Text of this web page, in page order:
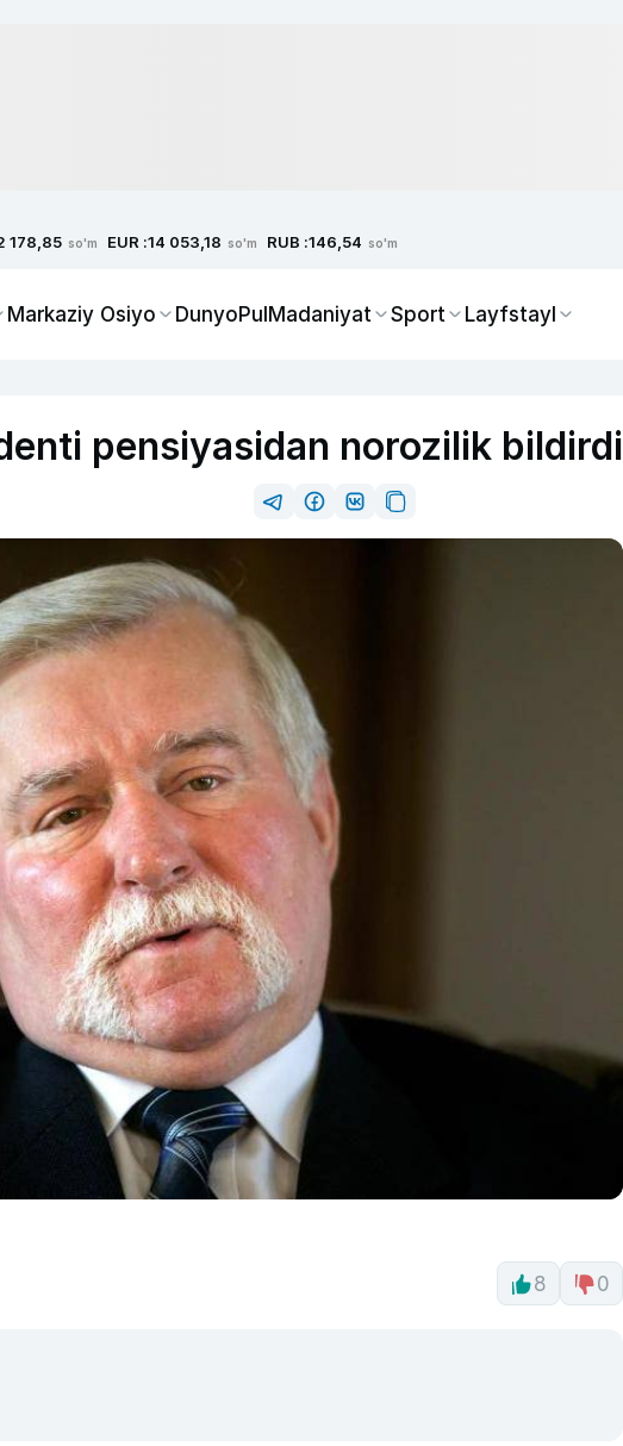
178,85 so'm EUR :14 053,18 so'm RUB :146,54 so'm
Markaziy Osiyo DunyoPulMadaniyat Sport Layfstayl
pensiyasidan norozilik bildirdi
8 0